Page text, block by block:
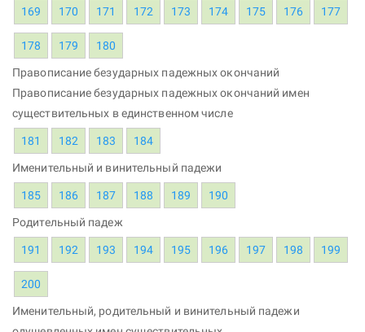
169 170 171 172 173 174 175 176 177
178 179 180
Правописание безударных падежных окончаний
Правописание безударных падежных окончаний имен
существительных в единственном числе
181 182 183 184
Именительный и винительный падежи
185 186 187 188 189 190
Родительный падеж
191 192 193 194 195 196 197 198 199
200
Именительный, родительный и винительный падежи